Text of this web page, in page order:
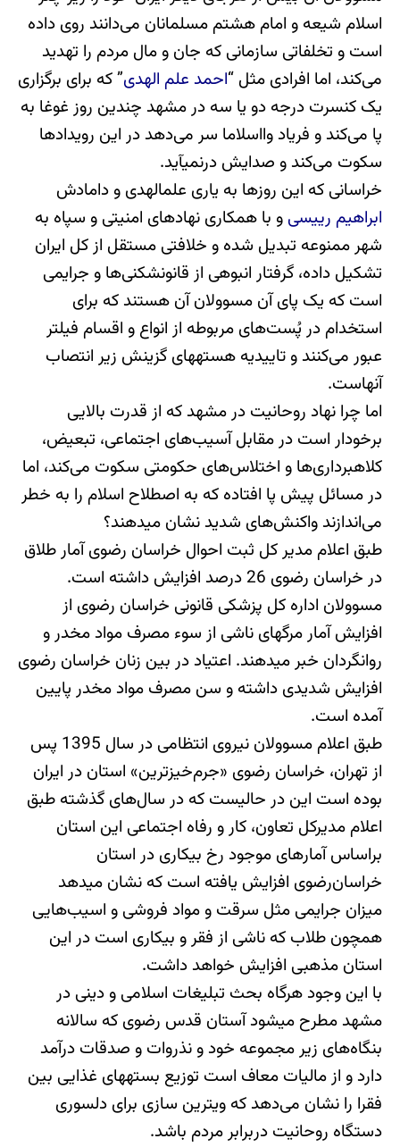
اسلام شیعه و امام هشتم مسلمانان می‌دانند روی داده
است و تخلفاتی سازمانی که جان و مال مردم را تهدید
می‌کند، اما افرادی مثل “احمد علم الهدی” که برای برگزاری
یک کنسرت درجه دو یا سه در مشهد چندین روز غوغا به
پا می‌کند و فریاد وااسلاما سر می‌دهد در این رویدادها
سکوت می‌کند و صدایش درنمی‎آید.
خراسانی که این روزها به یاری علم‎الهدی و دامادش
ابراهیم رییسی و با همکاری نهادهای امنیتی و سپاه به
شهر ممنوعه تبدیل شده و خلافتی مستقل از کل ایران
تشکیل داده، گرفتار انبوهی از قانون‎شکنی‌ها و جرایمی
است که یک پای آن مسوولان آن هستند که برای
استخدام در پُست‌های مربوطه از انواع و اقسام فیلتر
عبور می‌کنند و تاییدیه هسته‎های گزینش زیر انتصاب
آنهاست.
اما چرا نهاد روحانیت در مشهد که از قدرت بالایی
برخودار است در مقابل آسیب‌های اجتماعی، تبعیض،
کلاهبرداری‌ها و اختلاس‌های حکومتی سکوت می‌کند، اما
در مسائل پیش پا افتاده که به اصطلاح اسلام را به خطر
می‌اندازند واکنش‌های شدید نشان می‎دهند؟
طبق اعلام مدیر کل ثبت احوال خراسان رضوی آمار طلاق
در خراسان رضوی 26 درصد افزایش داشته است.
مسوولان اداره کل پزشکی قانونی خراسان رضوی از
افزایش آمار مرگ‎های ناشی از سوء مصرف مواد مخدر و
روانگردان خبر می‎دهند. اعتیاد در بین زنان خراسان رضوی
افزایش شدیدی داشته و سن مصرف مواد مخدر پایین
آمده است.
طبق اعلام مسوولان نیروی انتظامی در سال 1395 پس
از تهران، خراسان رضوی «جرم‌خیزترین» استان‌ در ایران
بوده است این در حالیست که در سال‌های گذشته طبق
اعلام مدیرکل تعاون، کار و رفاه اجتماعی این استان
براساس آمارهای موجود رخ بیکاری در استان
خراسان‌رضوی افزایش یافته است که نشان می‎دهد
میزان جرایمی مثل سرقت و مواد فروشی و اسیب‌هایی
همچون طلاب که ناشی از فقر و بیکاری است در این
استان مذهبی افزایش خواهد داشت.
با این وجود هرگاه بحث تبلیغات اسلامی و دینی در
مشهد مطرح می‎شود آستان قدس رضوی که سالانه
بنگاه‌های زیر مجموعه خود و نذروات و صدقات درآمد
دارد و از مالیات معاف است توزیع بسته‎های غذایی بین
فقرا را نشان می‌دهد که ویترین ‏سازی برای دلسوری
دستگاه روحانیت دربرابر مردم باشد.